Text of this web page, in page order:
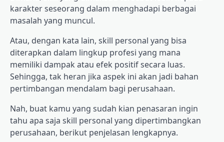
karakter seseorang dalam menghadapi berbagai
masalah yang muncul.
Atau, dengan kata lain, skill personal yang bisa
diterapkan dalam lingkup profesi yang mana
memiliki dampak atau efek positif secara luas.
Sehingga, tak heran jika aspek ini akan jadi bahan
pertimbangan mendalam bagi perusahaan.
Nah, buat kamu yang sudah kian penasaran ingin
tahu apa saja skill personal yang dipertimbangkan
perusahaan, berikut penjelasan lengkapnya.